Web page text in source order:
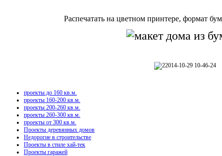
Распечатать на цветном принтере, формат
проекты до 160 кв.м.
проекты 160-200 кв.м.
проекты 200-260 кв.м.
проекты 260-300 кв.м.
проекты от 300 кв.м.
Проекты деревянных домов
Недорогие в строительстве
Проекты в стиле хай-тек
Проекты гаражей